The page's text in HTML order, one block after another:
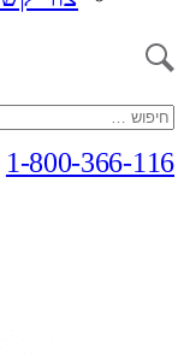
חיפוש:
1-800-366-116